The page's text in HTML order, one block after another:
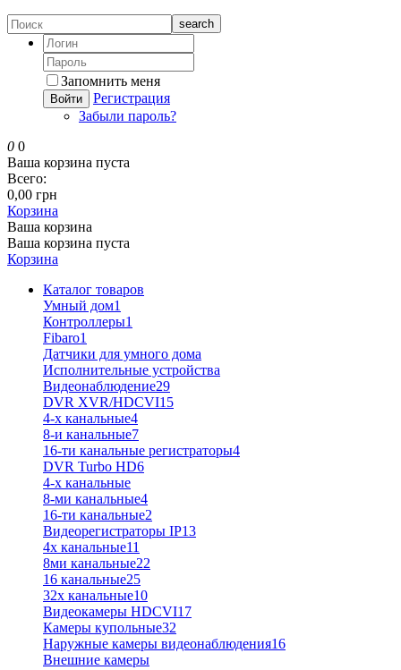
search
Запомнить меня
Войти
Регистрация
Забыли пароль?
0 0
Ваша корзина пуста
Всего:
0,00 грн
Корзина
Ваша корзина
Ваша корзина пуста
Корзина
Каталог товаров
Умный дом1
Контроллеры1
Fibaro1
Датчики для умного дома
Исполнительные устройства
Видеонаблюдение29
DVR XVR/HDCVI15
4-x канальные4
8-и канальные7
16-ти канальные регистраторы4
DVR Turbo HD6
4-х канальные
8-ми канальные4
16-ти канальные2
Видеорегистраторы IP13
4х канальные11
8ми канальные22
16 канальные25
32x канальные10
Видеокамеры HDCVI17
Камеры купольные32
Наружные камеры видеонаблюдения16
Внешние камеры